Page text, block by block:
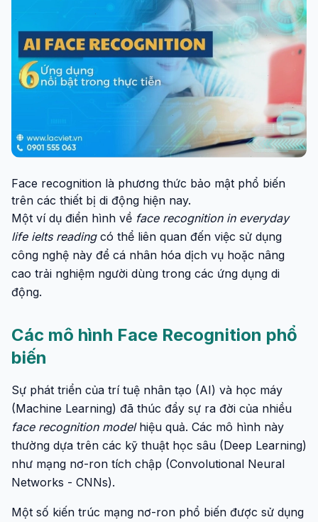
Face recognition là phương thức bảo mật phổ biến
trên các thiết bị di động hiện nay.
Một ví dụ điển hình về face recognition in everyday
life ielts readingcó thể liên quan đến việc sử dụng
công nghệ này để cá nhân hóa dịch vụ hoặc nâng
cao trải nghiệm người dùng trong các ứng dụng di
động.
Các mô hình Face Recognition phổ
biến
Sự phát triển của trí tuệ nhân tạo (AI) và học máy
(Machine Learning) đã thúc đẩy sự ra đời của nhiều
face recognition modelhiệu quả. Các mô hình này
thường dựa trên các kỹ thuật học sâu (Deep Learning)
như mạng nơ-ron tích chập (Convolutional Neural
Networks - CNNs).
Một số kiến trúc mạng nơ-ron phổ biến được sử dụng